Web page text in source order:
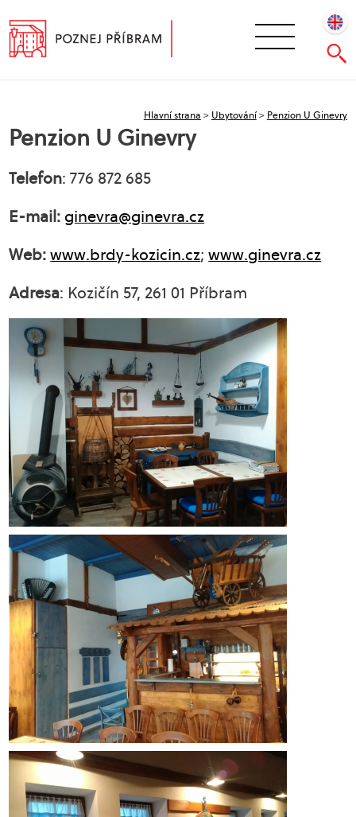
Hlavní strana > Ubytování> Penzion U Ginevry
Penzion U Ginevry
Telefon: 776 872 685
E-mail:ginevra@ginevra.cz
Web:www.brdy-kozicin.cz; www.ginevra.cz
Adresa: Kozičín 57, 261 01 Příbram